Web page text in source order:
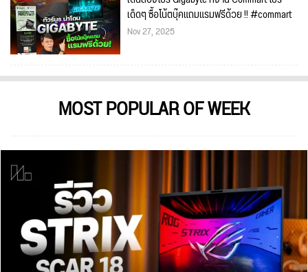
เด็ดๆ ซื้อโน้ตบุ๊คแถมแรมฟรีด้วย !! #commart
Nov 27, 2025
MOST POPULAR OF WEEK